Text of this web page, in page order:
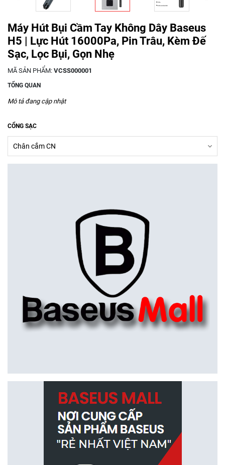
Máy Hút Bụi Cầm Tay Không Dây Baseus
H5 | Lực Hút 16000Pa, Pin Trâu, Kèm Đế
Sạc, Lọc Bụi, Gọn Nhẹ
MÃ SẢN PHẨM: VCSS000001
TỔNG QUAN
Mô tả đang cập nhật
CỔNG SẠC